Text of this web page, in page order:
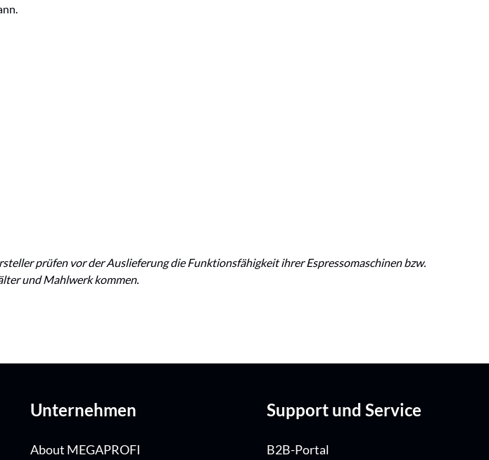
prüfen vor der Auslieferung die Funktionsfähigkeit ihrer Espressomaschinen bzw.
und Mahlwerk kommen.
Unternehmen
About MEGAPROFI
Support und Service
B2B-Portal